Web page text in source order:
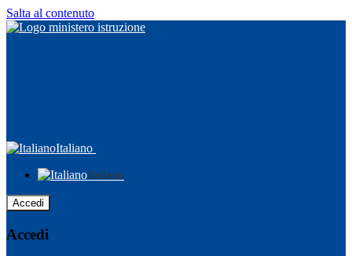
Salta al contenuto
Italiano
Italiano
Accedi
Accedi